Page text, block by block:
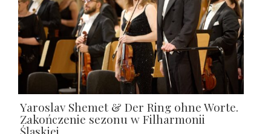
Yaroslav Shemet & Der Ring ohne Worte.
Zakończenie sezonu w Filharmonii